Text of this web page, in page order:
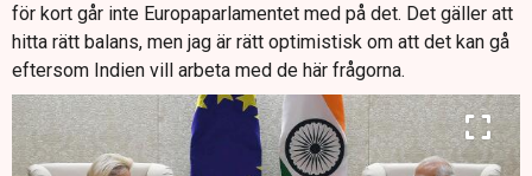
för kort går inte Europaparlamentet med på det. Det gäller att
hitta rätt balans, men jag är rätt optimistisk om att det kan gå
eftersom Indien vill arbeta med de här frågorna.